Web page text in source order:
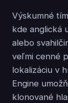
Výskumné
kde anglická
alebo
veľmi cenné
lokalizáciu v
Engine
klonované